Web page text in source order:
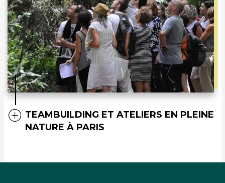
TEAMBUILDING ET ATELIERS EN PLEINE
NATURE À PARIS